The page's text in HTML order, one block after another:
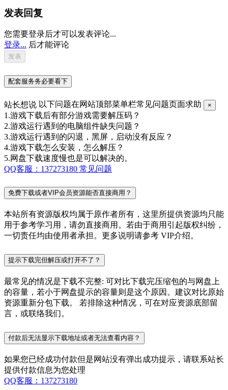
发表回复
您需要登录后才可以发表评论...
登录... 后才能评论
配套服务务必要看下
站长想说 以下问题在网站顶部菜单栏常见问题页面求助 ×
1.游戏下载后有部分游戏需要解压码？
2.游戏运行遇到的电脑组件缺失问题？
3.游戏运行遇到的闪退，黑屏，启动没有反应？
4.游戏下载怎么安装，怎么解压？
5.网盘下载速度慢也是可以解决的。
QQ客服：137273180 常见问题
免费下载或者VIP会员资源能否直接商用？
本站所有资源版权均属于原作者所有，这里所提供资源均只能
用于参考学习用，请勿直接商用。若由于商用引起版权纠纷，
一切责任均由使用者承担。更多说明请参考 VIP介绍。
提示下载完但解压或打开不了？
最常见的情况是下载不完整: 可对比下载完压缩包的与网盘上
的容量，若小于网盘提示的容量则是这个原因。建议对比原始
资源重新分包下载。 若排除这种情况，可在对应资源底部留
言，或联络我们。
付款后无法显示下载地址或者无法查看内容？
如果您已经成功付款但是网站没有弹出成功提示，请联系站长
提供付款信息为您处理
QQ客服：137273180